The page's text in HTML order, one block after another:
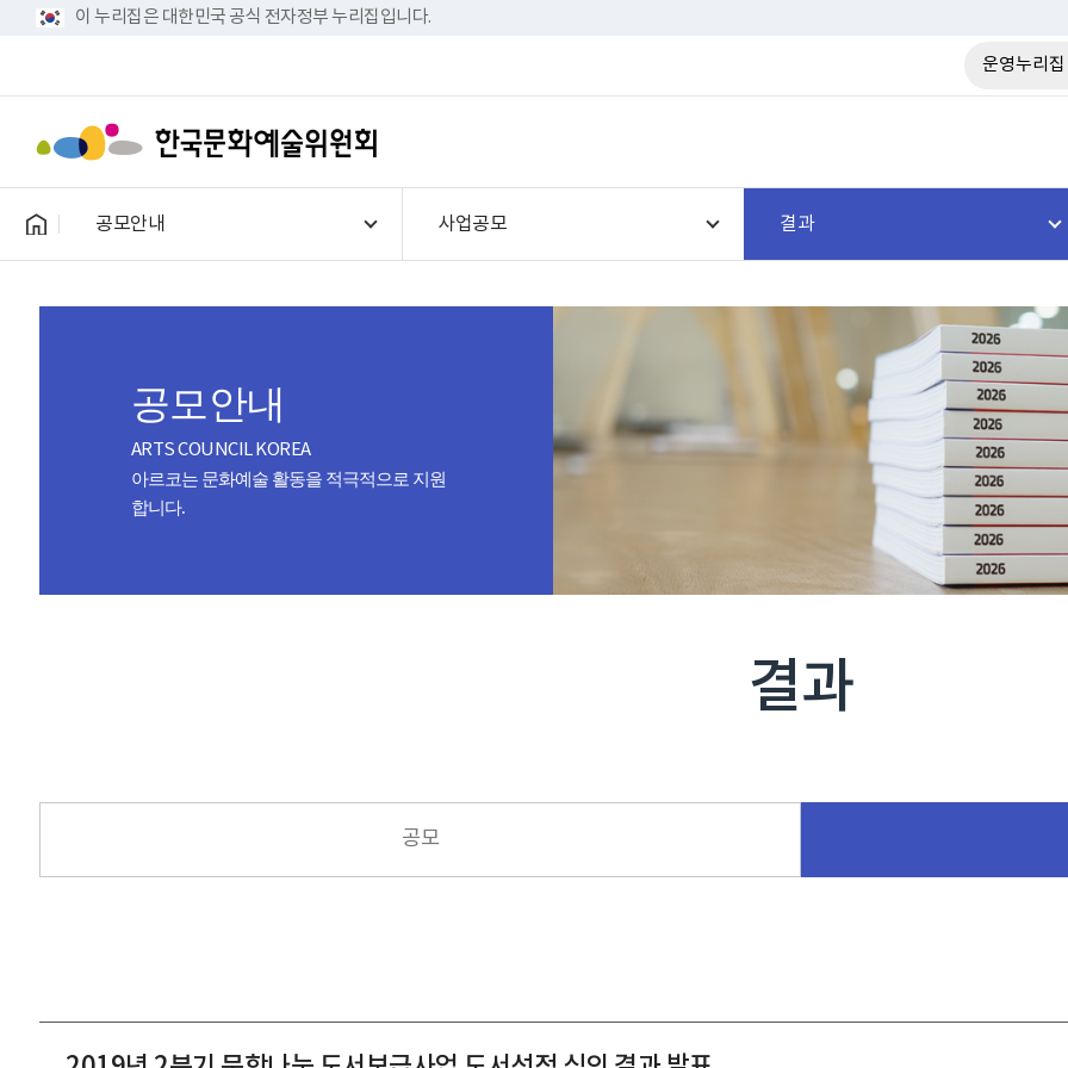
이 누리집은 대한민국 공식 전자정부 누리집입니다.
운영누리집
공모안내 사업공모 결과
공모안내
ARTS COUNCIL KOREA
아르코는 문화예술 활동을 적극적으로 지원
합니다.
결과
공모